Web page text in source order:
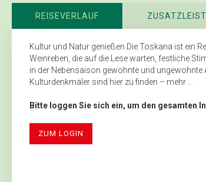
REISEVERLAUF
Kultur und Natur genießen.Die Toskana ist ein
Weinreben, die auf die Lese warten, festliche
in der Nebensaison gewohnte und
Kulturdenkmäler sind hier zu finden – mehr ...
Bitte loggen Sie sich ein, um den gesamten
ZUM LOGIN